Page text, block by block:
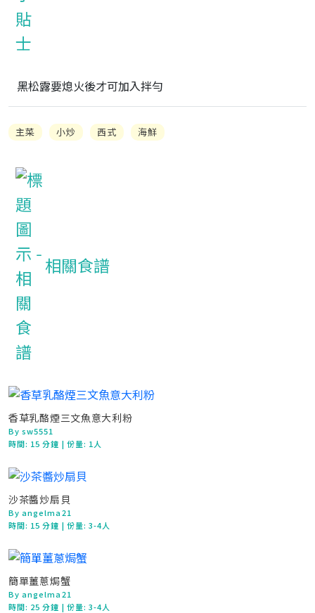
黑松露要熄火後才可加入拌勻
主菜 小炒 西式 海鮮
相關食譜
香草乳酪煙三文魚意大利粉
By sw5551
時間: 15 分鐘 | 份量: 1人
沙茶醬炒扇貝
By angelma21
時間: 15 分鐘 | 份量: 3-4人
簡單薑蔥焗蟹
By angelma21
時間: 25 分鐘 | 份量: 3-4人